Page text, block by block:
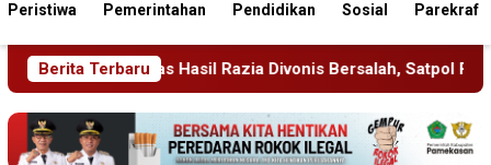
Peristiwa Pemerintahan Pendidikan Sosial Parekraf
Berita Terbaru
Bersalah, Satpol PP Sidoarjo Tegaskan Efek Jera